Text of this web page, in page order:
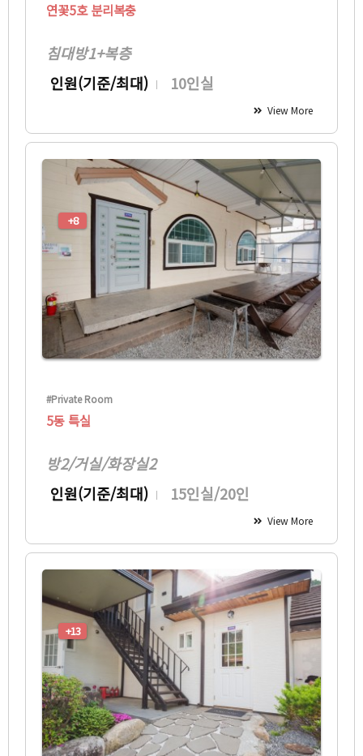
연꽃5호 분리복충
침대방1+복층
인원(기준/최대)
10인실
View More
+8
#Private Room
5동 특실
방2/거실/화장실2
인원(기준/최대)
15인실/20인
View More
+13